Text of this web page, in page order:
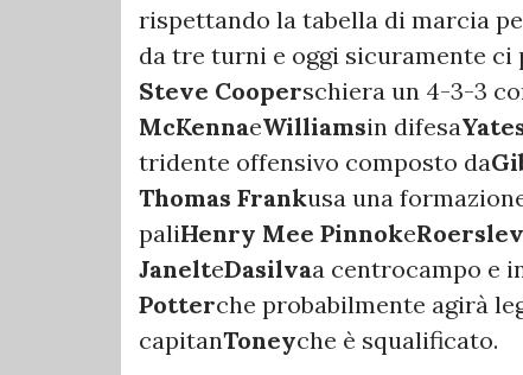
rispettando la tabella di marcia
da tre turni e oggi sicuramente ci
Steve Cooperschiera un 4-3-3
McKennaeWilliamsin difesa
tridente offensivo composto da
Thomas Frankusa una
paliHenry Mee PinnokeRoerslev
JanelteDasilvaa centrocampo e
Potterche probabilmente agirà
capitanToneyche è squalificato.